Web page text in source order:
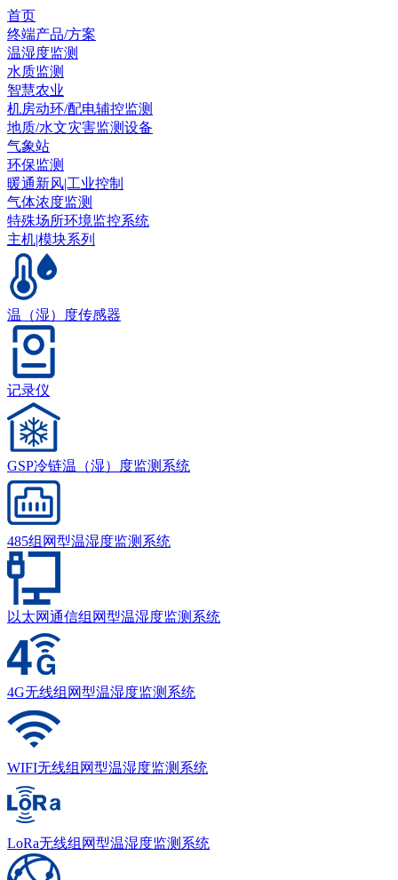
首页
终端产品/方案
温湿度监测
水质监测
智慧农业
机房动环/配电辅控监测
地质/水文灾害监测设备
气象站
环保监测
暖通新风|工业控制
气体浓度监测
特殊场所环境监控系统
主机|模块系列
温（湿）度传感器
记录仪
GSP冷链温（湿）度监测系统
485组网型温湿度监测系统
以太网通信组网型温湿度监测系统
4G无线组网型温湿度监测系统
WIFI无线组网型温湿度监测系统
LoRa无线组网型温湿度监测系统